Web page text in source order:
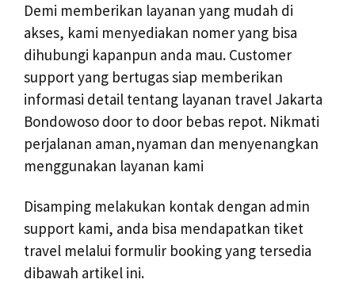
Demi memberikan layanan yang mudah di
akses, kami menyediakan nomer yang bisa
dihubungi kapanpun anda mau. Customer
support yang bertugas siap memberikan
informasi detail tentang layanan travel Jakarta
Bondowoso door to door bebas repot. Nikmati
perjalanan aman,nyaman dan menyenangkan
menggunakan layanan kami
Disamping melakukan kontak dengan admin
support kami, anda bisa mendapatkan tiket
travel melalui formulir booking yang tersedia
dibawah artikel ini.